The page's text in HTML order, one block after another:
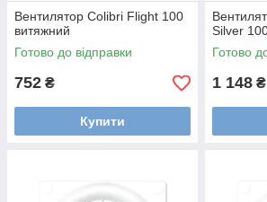
Вентилятор Colibri Flight 100
витяжний
Готово до відправки
752 ₴
Купити
Silver
Готово
1 148 ₴